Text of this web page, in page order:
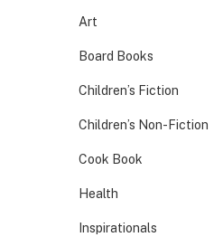
Art
Board Books
Children’s Fiction
Children’s Non-Fiction
Cook Book
Health
Inspirationals